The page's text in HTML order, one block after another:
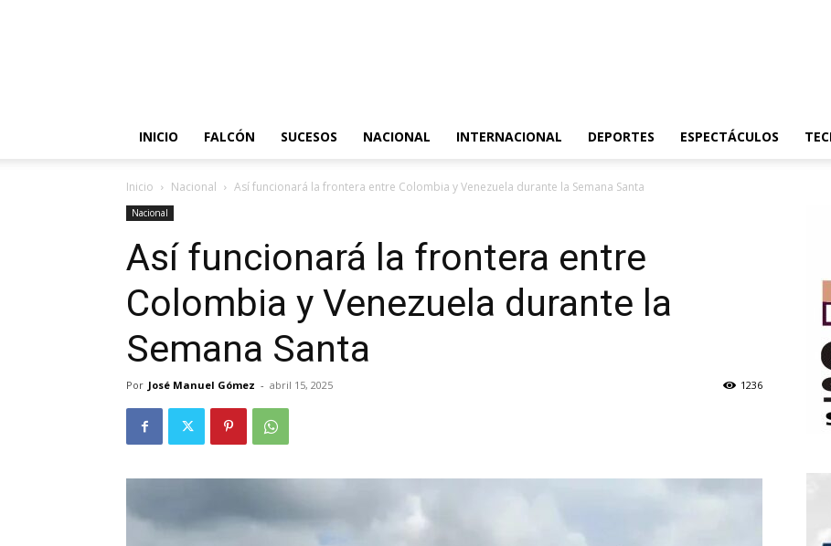
INICIO FALCÓN SUCESOS NACIONAL INTERNACIONAL DEPORTES ESPECTÁCULOS
Inicio Nacional Así funcionará la frontera entre Colombia y Venezuela durante la Semana Santa
Nacional
Así funcionará la frontera entre
Colombia y Venezuela durante la
Semana Santa
Por José Manuel Gómez - abril 15, 2025 1236